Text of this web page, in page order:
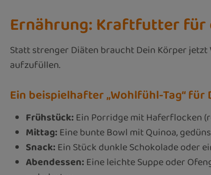
Ernährung: Kraftfutter für
Statt strenger Diäten braucht Dein Körper
aufzufüllen.
Ein beispielhafter „Wohlfühl-Tag“ für
Frühstück:Ein Porridge mit Haferflocken
Mittag:Eine bunte Bowl mit Quinoa,
Snack:Ein Stück dunkle Schokolade oder
Abendessen:Eine leichte Suppe oder